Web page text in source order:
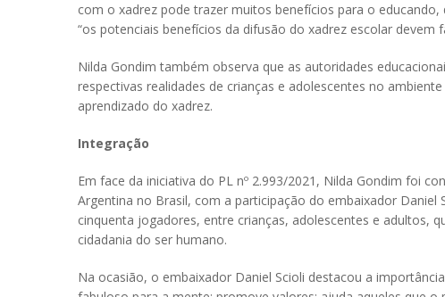
com o xadrez pode trazer muitos benefícios para o
“os potenciais benefícios da difusão do xadrez escolar
Nilda Gondim também observa que as autoridades
respectivas realidades de crianças e adolescentes no
aprendizado do xadrez.
Integração
Em face da iniciativa do PL nº 2.993/2021, Nilda Gondim foi
Argentina no Brasil, com a participação do embaixador
cinquenta jogadores, entre crianças, adolescentes e adultos,
cidadania do ser humano.
Na ocasião, o embaixador Daniel Scioli destacou a